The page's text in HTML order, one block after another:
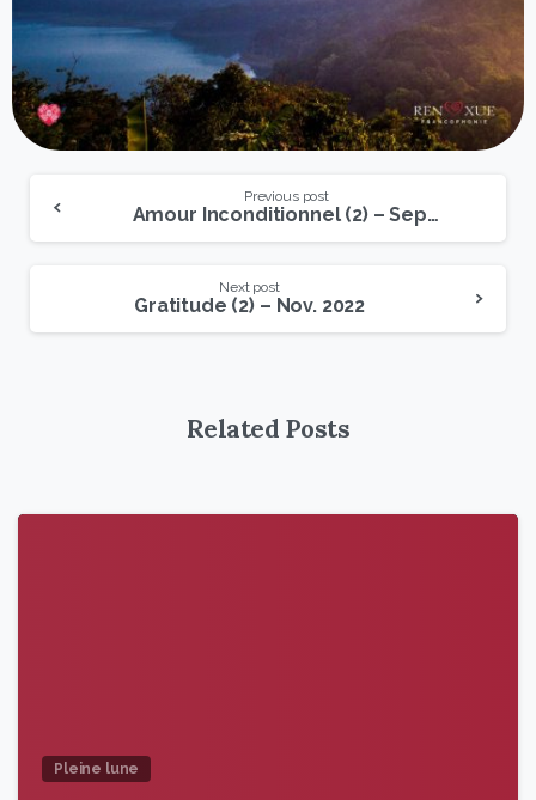
Previous post
Amour Inconditionnel (2) – Sept. 2022
Next post
Gratitude (2) – Nov. 2022
Related Posts
Pleine lune